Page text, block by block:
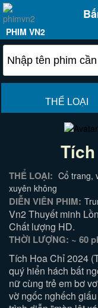
PHIM VN2
THỂ LOẠI
THỂ LOẠI: Cổ trang,
xuyên không
DIỄN VIÊN PHIM:
Vn2 Thuyết minh
Chất lượng HD.
THỜI LƯỢNG: ~ 60
Tích Hoa Chỉ 2024
quý hiển hách bất
nữ cùng trẻ em bơ
vờ ngốc nghếch